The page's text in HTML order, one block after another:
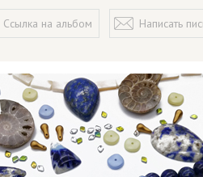
Ссылка на альбом Написать